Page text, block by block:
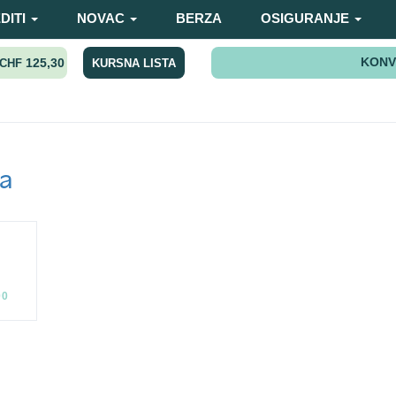
NOVAC BERZA OSIGURANJE
CHF 125,30 KURSNA LISTA